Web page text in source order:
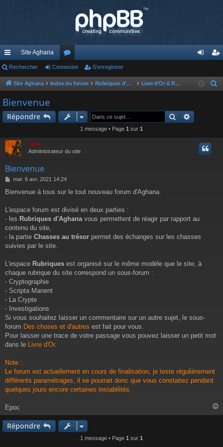
cc
ès
ra
pi
Site Aghana
or
u
s
ne nr
Rechercher Connexion S’enregistrer
Site Aghana Index du forum Rubriques d'Aghana Livre d'Or & Règlement du forum
Bienvenue
Répondre Rechercher
1 message • Page 1 sur 1
Epoc
Administrateur du site
Bienvenue
M
s
a
mar. 6 avr. 2021 14:24
Bienvenue à tous sur le tout nouveau forum d'Aghana.
L'espace forum est divisé en deux parties :
- les Rubriques d'Aghana vous permettent de réagir par rapport au
contenu du site,
- la partie Chasses au trésor permet des échanges sur les chasses
suivies par le site.
L'espace Rubriques est organisé sur le même modèle que le site, à
chaque rubrique du site correspond un sous-forum :
- Cryptographie
- Scripta Manent
- La Crypte
- Investigations
Si vous souhaitez laisser un commentaire sur un autre sujet, le sous-
forum Des choses et d'autres est fait pour vous.
Pour laisser une trace de votre passage vous pouvez laisser un petit mot
dans le Livre d'Or.
Note :
Le forum est actuellement en cours de finalisation, je teste régulièrement
différents paramétrages, il se pourrait donc que vous constatiez pendant
quelques jours encore certaines instabilités.
Epoc
a
Répondre
1 message • Page 1 sur 1